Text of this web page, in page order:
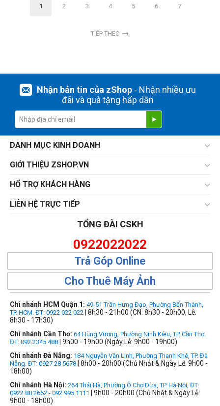
1 2 3 4 5 6 7
TIẾP THEO
Nhận bản tin của zShop- Nhận nhiều ưu
đãi và quà tặng hấp dẫn
DANH MỤC KINH DOANH
GIỚI THIỆU ZSHOP.VN
HỔ TRỢ KHÁCH HÀNG
LIÊN HỆ TRỰC TIẾP
TỔNG ĐÀI CSKH
0922022022
Trả Góp Online
Cho Thuê Máy Ảnh
Chi nhánh HCM Quận 1: 49-51 Trần Hưng Đạo, Phường Bến Thành,
TP. HCM. ĐT: 0922 022 022 | 8h30 - 21h00 (CN: 8h30 - 20h00, Lễ:
8h30 - 17h30)
Chi nhánh Cần Thơ: 64 Hùng Vương, Phường Ninh Kiều, TP. Cần Thơ.
ĐT: 092.2345.488 | 9h00 - 19h00 (Ngày Lễ: 9h00 - 19h00)
Chi nhánh Đà Nẵng: 184 Nguyễn Văn Linh, Phường Thanh Khê, TP. Đà
Nẵng. ĐT: 0927 28 5678 | 8h00 - 20h00 (Chủ Nhật & Ngày Lễ: 9h00 -
18h00)
Chi nhánh Hà Nội: 264 Thái Hà, Phường Ô Chợ Dừa, TP. Hà Nội, ĐT:
0922 88 2662 - 092.995.1111
| 9h00 - 20h00 (Chủ Nhật & Ngày Lễ:
9h00 - 18h00)